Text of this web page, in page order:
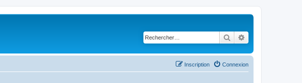
Rechercher
Connexion
Inscription